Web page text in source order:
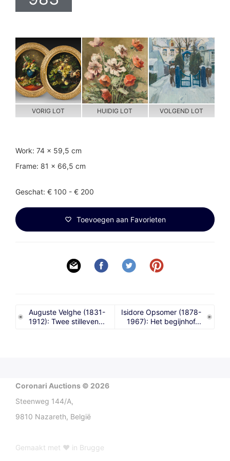
VORIG LOT HUIDIG LOT VOLGEND LOT
Work: 74 x 59,5 cm
Frame: 81 x 66,5 cm
Geschat: € 100 - € 200
Toevoegen aan Favorieten
Auguste Velghe (1831-
1912): Twee stilleven...
Isidore Opsomer (1878-
1967): Het begijnhof...
Coronari Auctions © 2026
Steenweg 144/A,
9810 Nazareth, België
Gemaakt met ♥ in Brugge